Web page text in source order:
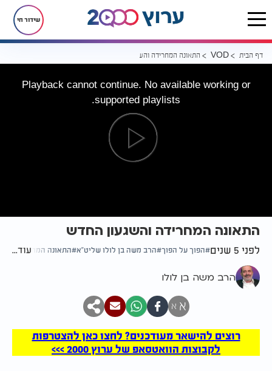
שידור חי
דף הבית VOD התאונה המחרידה והשגעון החדש
Playback cannot continue. No available working or
supported playlists.
התאונה המחרידה והשגעון החדש
לפני 5 שנים הפוך על הפוך הרב משה בן לולו שליט"א התאונה המחרידה
עוד...
הרב משה בן לולו
א א
רוצים להישאר מעודכנים? לחצו כאן להצטרפות
לקבוצות הוואטסאפ של ערוץ 2000 >>>